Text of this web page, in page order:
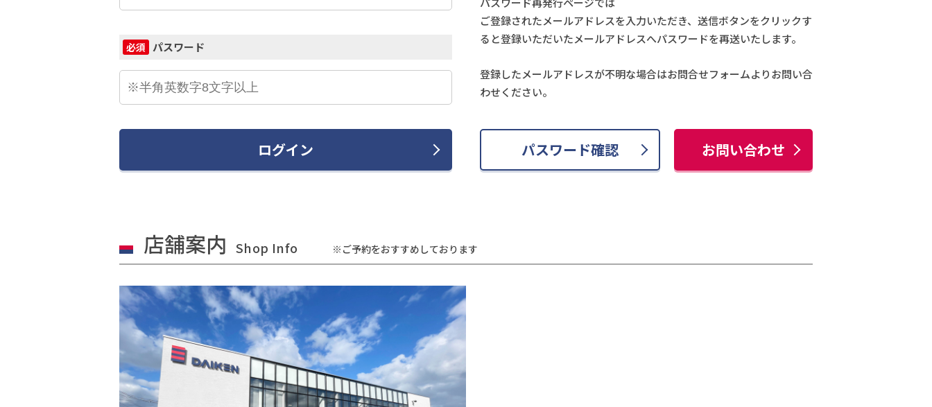
必須 パスワード
ログイン
ご登録されたメールアドレスを入力いただき、送信ボタンをクリックす
ると登録いただいたメールアドレスへパスワードを再送いたします。
登録したメールアドレスが不明な場合はお問合せフォームよりお問い合
わせください。
パスワード確認 お問い合わせ
店舗案内 Shop Info ※ご予約をおすすめしております